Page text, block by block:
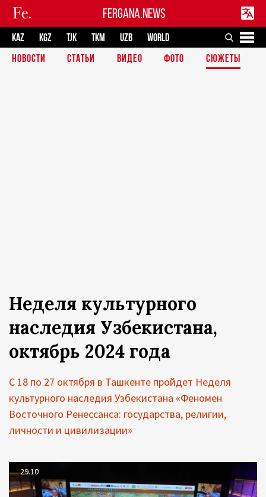
FERGANA.NEWS
KAZ KGZ TJK TKM UZB
WORLD
НОВОСТИ
СТАТЬИ ВИДЕО ФОТО СЮЖЕТЫ
Неделя культурного
наследия Узбекистана,
октябрь 2024 года
С 18 по 27 октября в Ташкенте пройдет Неделя
культурного наследия Узбекистана «Феномен
Восточного Ренессанса: государства, религии,
личности и цивилизации»
29.10